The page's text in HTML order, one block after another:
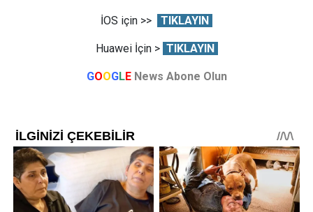
İOS için >> TIKLAYIN
Huawei İçin > TIKLAYIN
GOOGLE News Abone Olun